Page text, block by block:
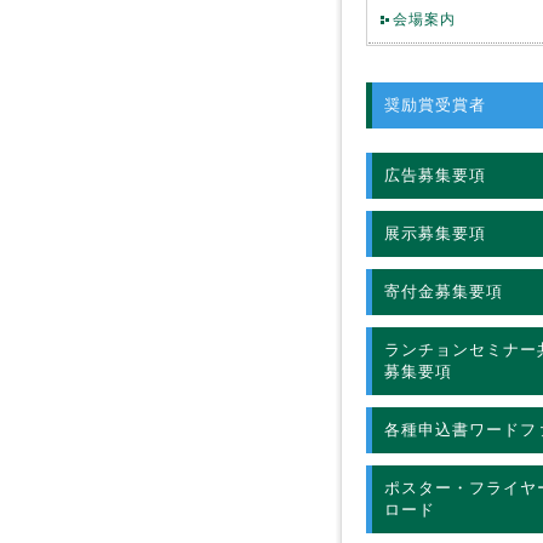
会場案内
奨励賞受賞者
広告募集要項
展示募集要項
寄付金募集要項
ランチョンセミナー
募集要項
各種申込書ワードフ
ポスター・フライヤ
ロード